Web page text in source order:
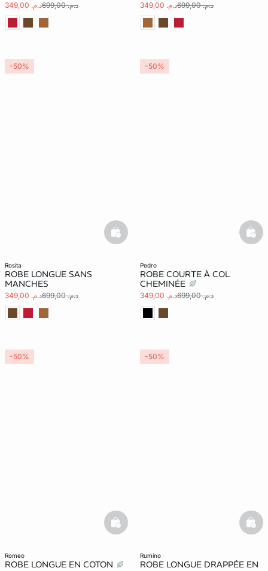
د.م. 349,00 د.م. 699,00 د.م. 349,00 د.م. 699,00
rosita
ROBE LONGUE SANS
MANCHES
د.م. 349,00 د.م. 699,00
basketfull
-50%
pedro
ROBE COURTE À COL
CHEMINÉE
د.م. 349,00 د.م. 699,00
-50%
romeo
ROBE LONGUE EN COTON
basketfull
-50%
rumino
ROBE LONGUE DRAPPÉE EN
-50%